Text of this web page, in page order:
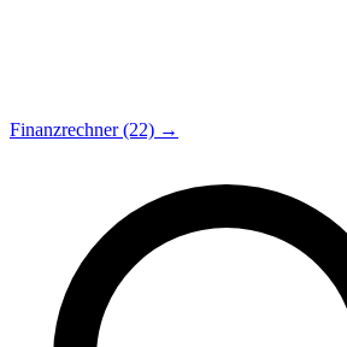
Finanzrechner (22) →